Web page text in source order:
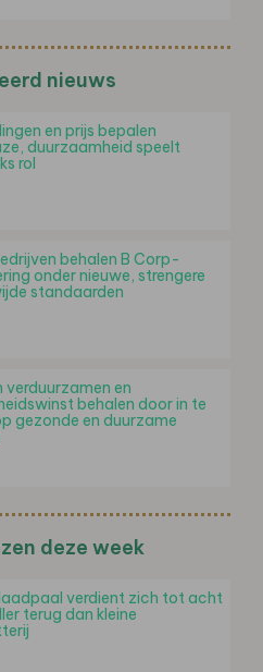
nieuws
en prijs bepalen
duurzaamheid speelt
rol
behalen B Corp-
onder nieuwe, strengere
standaarden
verduurzamen en
behalen door in te
gezonde en duurzame
deze week
verdient zich tot acht
terug dan kleine